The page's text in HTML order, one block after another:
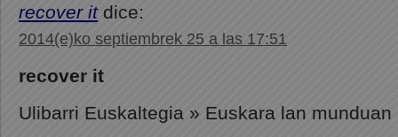
recover it dice:
2014(e)ko septiembrek 25 a las 17:51
recover it
Ulibarri Euskaltegia » Euskara lan munduan